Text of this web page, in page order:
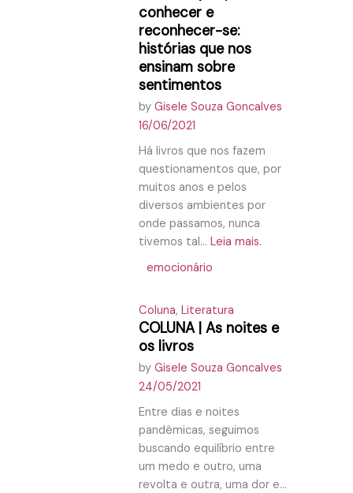
conhecer e
reconhecer-se:
histórias que nos
ensinam sobre
sentimentos
by Gisele Souza Goncalves
16/06/2021
Há livros que nos fazem
questionamentos que, por
muitos anos e pelos
diversos ambientes por
onde passamos, nunca
tivemos tal... Leia mais.
emocionário
Coluna, Literatura
COLUNA | As noites e
os livros
by Gisele Souza Goncalves
24/05/2021
Entre dias e noites
pandêmicas, seguimos
buscando equilíbrio entre
um medo e outro, uma
revolta e outra, uma dor e...